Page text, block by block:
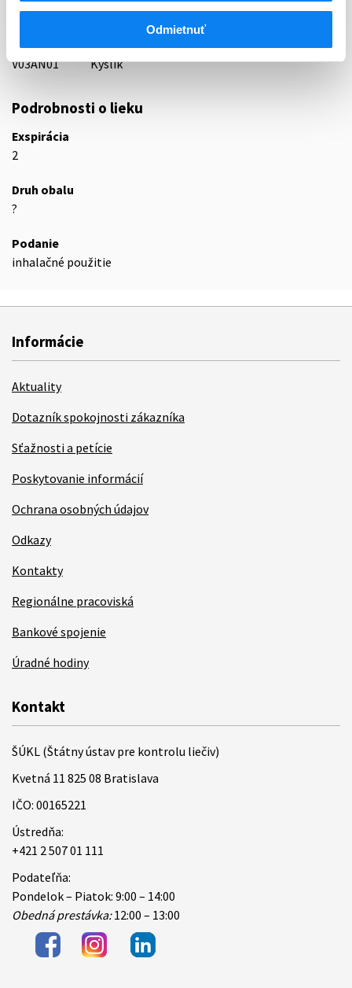
Odmietnuť
V03
Všetky ostatné liečivá
Všetky ostatné liečivá
V03AN
Medicinálne plyny
V03AN01
Kyslík
Podrobnosti o lieku
Exspirácia
2
Druh obalu
?
Podanie
inhalačné použitie
Informácie
Aktuality
Dotazník spokojnosti zákazníka
Sťažnosti a petície
Poskytovanie informácií
Ochrana osobných údajov
Odkazy
Kontakty
Regionálne pracoviská
Bankové spojenie
Úradné hodiny
Kontakt
ŠÚKL (Štátny ústav pre kontrolu liečiv)
Kvetná 11 825 08 Bratislava
IČO: 00165221
Ústredňa:
+421 2 507 01 111
Podateľňa:
Pondelok – Piatok: 9:00 – 14:00
Obedná prestávka:12:00 – 13:00